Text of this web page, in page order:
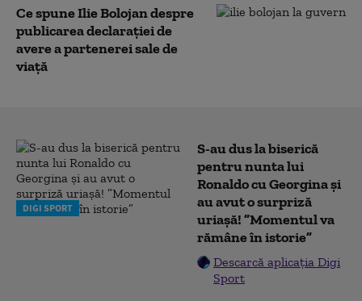
Ce spune Ilie Bolojan despre
publicarea declarației de
avere a partenerei sale de
viață
DIGI SPORT
S-au dus la biserică
pentru nunta lui
Ronaldo cu Georgina și
au avut o surpriză
uriașă! ”Momentul va
rămâne în istorie”
Descarcă aplicația Digi
Sport